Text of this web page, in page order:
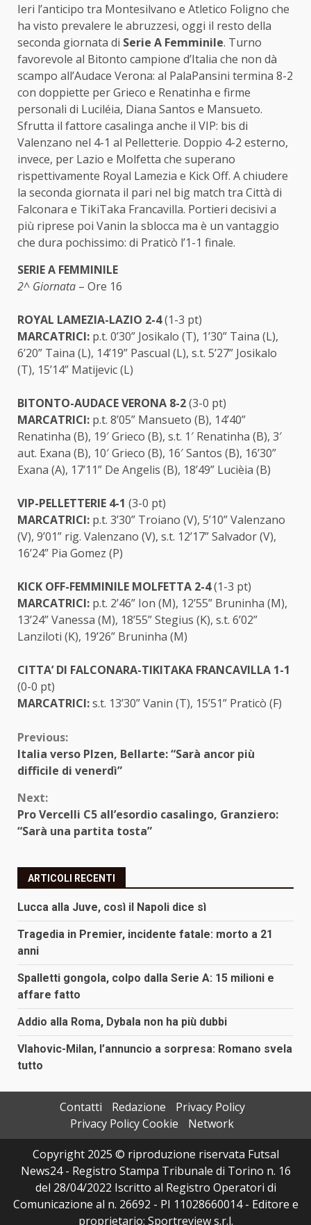
Ieri l’anticipo tra Montesilvano e Atletico Foligno che
ha visto prevalere le abruzzesi, oggi il resto della
seconda giornata di Serie A Femminile. Turno
favorevole al Bitonto campione d’Italia che non dà
scampo all’Audace Verona: al PalaPansini termina 8-2
con doppiette per Grieco e Renatinha e firme
personali di Luciléia, Diana Santos e Mansueto.
Sfrutta il fattore casalinga anche il VIP: bis di
Valenzano nel 4-1 al Pelletterie. Doppio 4-2 esterno,
invece, per Lazio e Molfetta che superano
rispettivamente Royal Lamezia e Kick Off. A chiudere
la seconda giornata il pari nel big match tra Città di
Falconara e TikiTaka Francavilla. Portieri decisivi a
più riprese poi Vanin la sblocca ma è un vantaggio
che dura pochissimo: di Praticò l’1-1 finale.
SERIE A FEMMINILE
2^ Giornata – Ore 16
ROYAL LAMEZIA-LAZIO 2-4(1-3 pt)
MARCATRICI: p.t. 0’30” Josikalo (T), 1’30” Taina (L),
6’20” Taina (L), 14’19” Pascual (L), s.t. 5’27” Josikalo
(T), 15’14” Matijevic (L)
BITONTO-AUDACE VERONA 8-2(3-0 pt)
MARCATRICI: p.t. 8’05” Mansueto (B), 14’40”
Renatinha (B), 19′ Grieco (B), s.t. 1′ Renatinha (B), 3′
aut. Exana (B), 10′ Grieco (B), 16′ Santos (B), 16’30”
Exana (A), 17’11” De Angelis (B), 18’49” Lucièia (B)
VIP-PELLETTERIE 4-1 (3-0 pt)
MARCATRICI: p.t. 3’30” Troiano (V), 5’10” Valenzano
(V), 9’01” rig. Valenzano (V), s.t. 12’17” Salvador (V),
16’24” Pia Gomez (P)
KICK OFF-FEMMINILE MOLFETTA 2-4(1-3 pt)
MARCATRICI: p.t. 2’46” Ion (M), 12’55” Bruninha (M),
13’24” Vanessa (M), 18’55” Stegius (K), s.t. 6’02”
Lanziloti (K), 19’26” Bruninha (M)
CITTA’ DI FALCONARA-TIKITAKA FRANCAVILLA 1-1
(0-0 pt)
MARCATRICI:s.t. 13’30” Vanin (T), 15’51” Praticò (F)
Continue
Reading
Previous:
Italia verso Plzen, Bellarte: “Sarà ancor più
difficile di venerdì”
Next:
Pro Vercelli C5 all’esordio casalingo, Granziero:
“Sarà una partita tosta”
ARTICOLI RECENTI
Lucca alla Juve, così il Napoli dice sì
Tragedia in Premier, incidente fatale: morto a 21
anni
Spalletti gongola, colpo dalla Serie A: 15 milioni e
affare fatto
Addio alla Roma, Dybala non ha più dubbi
Vlahovic-Milan, l’annuncio a sorpresa: Romano svela
tutto
Contatti Redazione
Privacy Policy
Privacy Policy Cookie
Network
Copyright 2025 © riproduzione riservata Futsal
News24 - Registro Stampa Tribunale di Torino n. 16
del 28/04/2022 Iscritto al Registro Operatori di
Comunicazione al n. 26692 - PI 11028660014 - Editore e
proprietario: Sportreview s.r.l.